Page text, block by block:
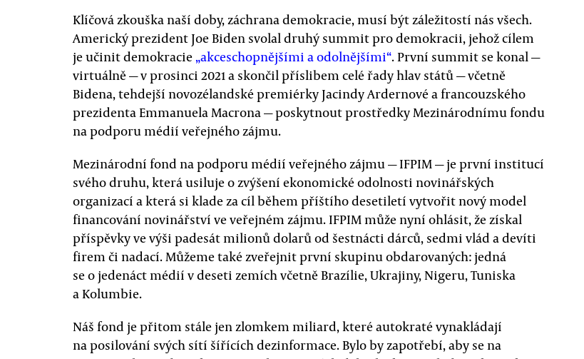
Klíčová zkouška naší doby, záchrana demokracie, musí být záležitostí nás všech.
Americký prezident Joe Biden svolal druhý summit pro demokracii, jehož cílem
je učinit demokracie „akceschopnějšími a odolnějšími“. První summit se konal —
virtuálně — v prosinci 2021 a skončil příslibem celé řady hlav států — včetně
Bidena, tehdejší novozélandské premiérky Jacindy Ardernové a francouzského
prezidenta Emmanuela Macrona — poskytnout prostředky Mezinárodnímu fondu
na podporu médií veřejného zájmu.
Mezinárodní fond na podporu médií veřejného zájmu — IFPIM — je první institucí
svého druhu, která usiluje o zvýšení ekonomické odolnosti novinářských
organizací a která si klade za cíl během příštího desetiletí vytvořit nový model
financování novinářství ve veřejném zájmu. IFPIM může nyní ohlásit, že získal
příspěvky ve výši padesát milionů dolarů od šestnácti dárců, sedmi vlád a devíti
firem či nadací. Můžeme také zveřejnit první skupinu obdarovaných: jedná
se o jedenáct médií v deseti zemích včetně Brazílie, Ukrajiny, Nigeru, Tuniska
a Kolumbie.
Náš fond je přitom stále jen zlomkem miliard, které autokraté vynakládají
na posilování svých sítí šířících dezinformace. Bylo by zapotřebí, aby se na